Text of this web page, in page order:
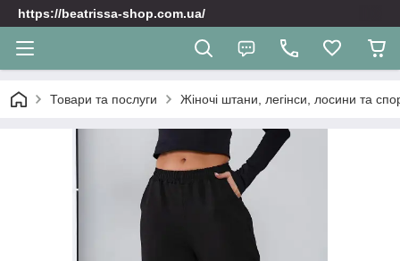
https://beatrissa-shop.com.ua/
Товари та послуги Жіночі штани, легінси, лосини та